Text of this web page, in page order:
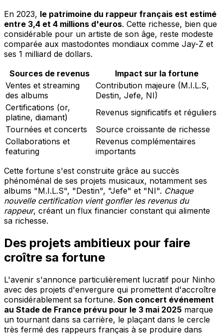
En 2023, le patrimoine du rappeur français est estimé
entre 3,4 et 4 millions d'euros. Cette richesse, bien que
considérable pour un artiste de son âge, reste modeste
comparée aux mastodontes mondiaux comme Jay-Z et
ses 1 milliard de dollars.
Sources de revenus
Impact sur la fortune
Ventes et streaming
des albums
Contribution majeure (M.I.L.S,
Destin, Jefe, NI)
Certifications (or,
platine, diamant)
Revenus significatifs et réguliers
Tournées et concerts
Source croissante de richesse
Collaborations et
featuring
Revenus complémentaires
importants
Cette fortune s'est construite grâce au succès
phénoménal de ses projets musicaux, notamment ses
albums "M.I.L.S", "Destin", "Jefe" et "NI". Chaque
nouvelle certification vient gonfler les revenus du
rappeur, créant un flux financier constant qui alimente
sa richesse.
Des projets ambitieux pour faire
croître sa fortune
L'avenir s'annonce particulièrement lucratif pour Ninho
avec des projets d'envergure qui promettent d'accroître
considérablement sa fortune. Son concert événement
au Stade de France prévu pour le 3 mai 2025 marque
un tournant dans sa carrière, le plaçant dans le cercle
très fermé des rappeurs français à se produire dans